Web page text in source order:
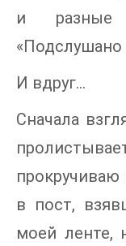
и разные
«Подслушано
И вдруг…
Сначала
в пост,
моей ленте,